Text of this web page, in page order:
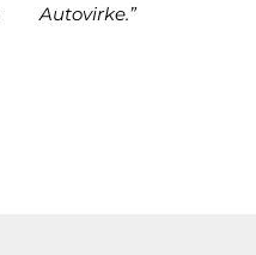
Autovirke.”